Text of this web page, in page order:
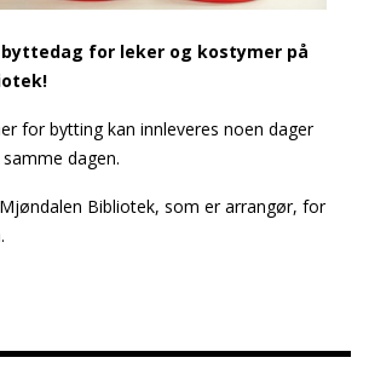
for leker og kostymer på
for bytting kan innleveres noen dager
dagen.
Bibliotek, som er arrangør, for